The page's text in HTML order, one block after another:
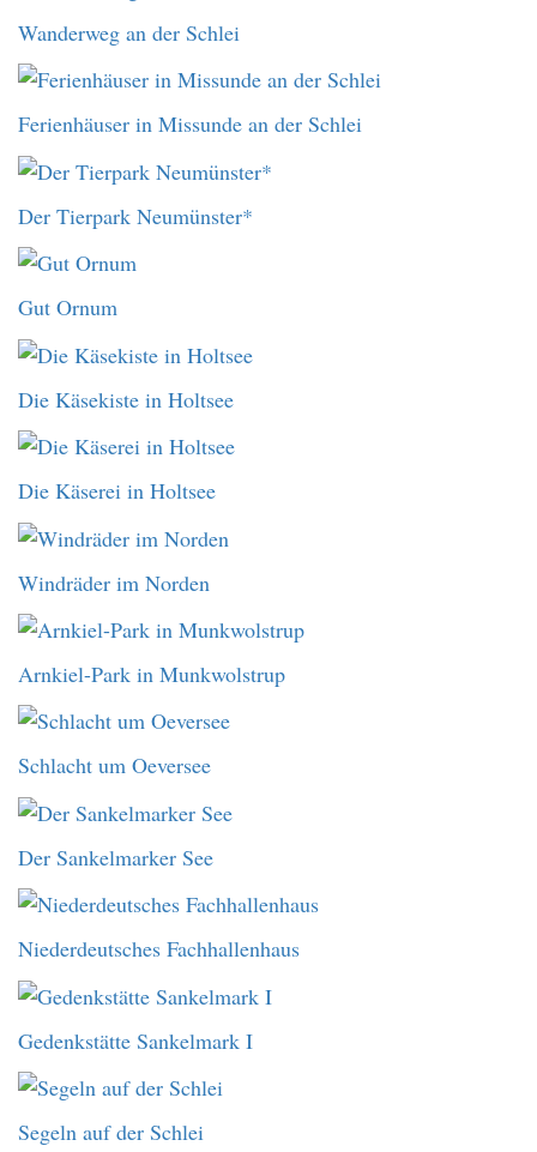
Wanderweg an der Schlei
Ferienhäuser in Missunde an der Schlei
Der Tierpark Neumünster*
Gut Ornum
Die Käsekiste in Holtsee
Die Käserei in Holtsee
Windräder im Norden
Arnkiel-Park in Munkwolstrup
Schlacht um Oeversee
Der Sankelmarker See
Niederdeutsches Fachhallenhaus
Gedenkstätte Sankelmark I
Segeln auf der Schlei